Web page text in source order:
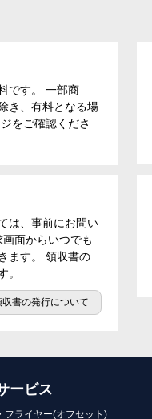
です。 一部商
き、有料となる場
をご確認くださ
は、事前にお問い
面からいつでも
ます。 領収書の
。
収書の発行について
ービス
フライヤー(オフセット)